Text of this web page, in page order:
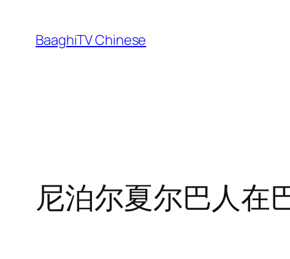
content
BaaghiTV Chinese
尼泊尔夏尔巴人在